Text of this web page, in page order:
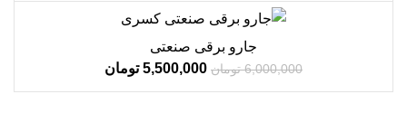
جارو برقی صنعتی
6,000,000 تومان 5,500,000 تومان